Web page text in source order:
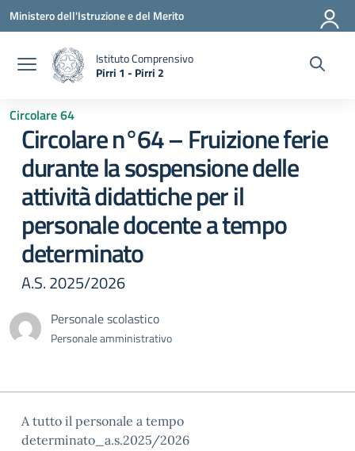
Vai ai contenuti
Vai al menu di navigazione
Vai al footer
Ministero dell'Istruzione e del Merito
Istituto Comprensivo
Pirri 1 - Pirri 2
Circolare 64
Circolare n°64 – Fruizione ferie
durante la sospensione delle
attività didattiche per il
personale docente a tempo
determinato
A.S. 2025/2026
Personale scolastico
Personale amministrativo
A tutto il personale a tempo
determinato_a.s.2025/2026